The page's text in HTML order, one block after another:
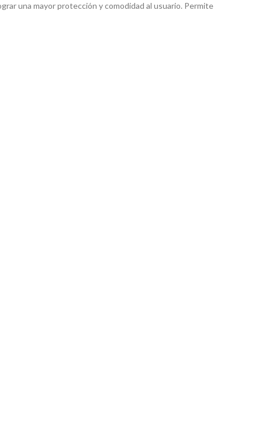
una mayor protección y comodidad al usuario. Permite